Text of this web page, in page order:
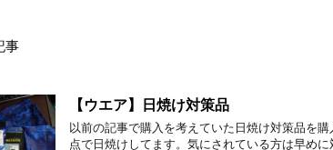
事
【ウエア】日焼け対策品
以前の記事で購入を考えていた日焼け対策品を
点で日焼けしてます。気にされている方は早め